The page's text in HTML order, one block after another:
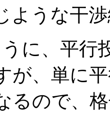
ような干
に、平行
が、単に
るので、